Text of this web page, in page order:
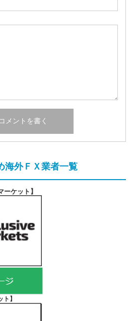
外ＦＸ業者一覧
ーケット 】
ト 】